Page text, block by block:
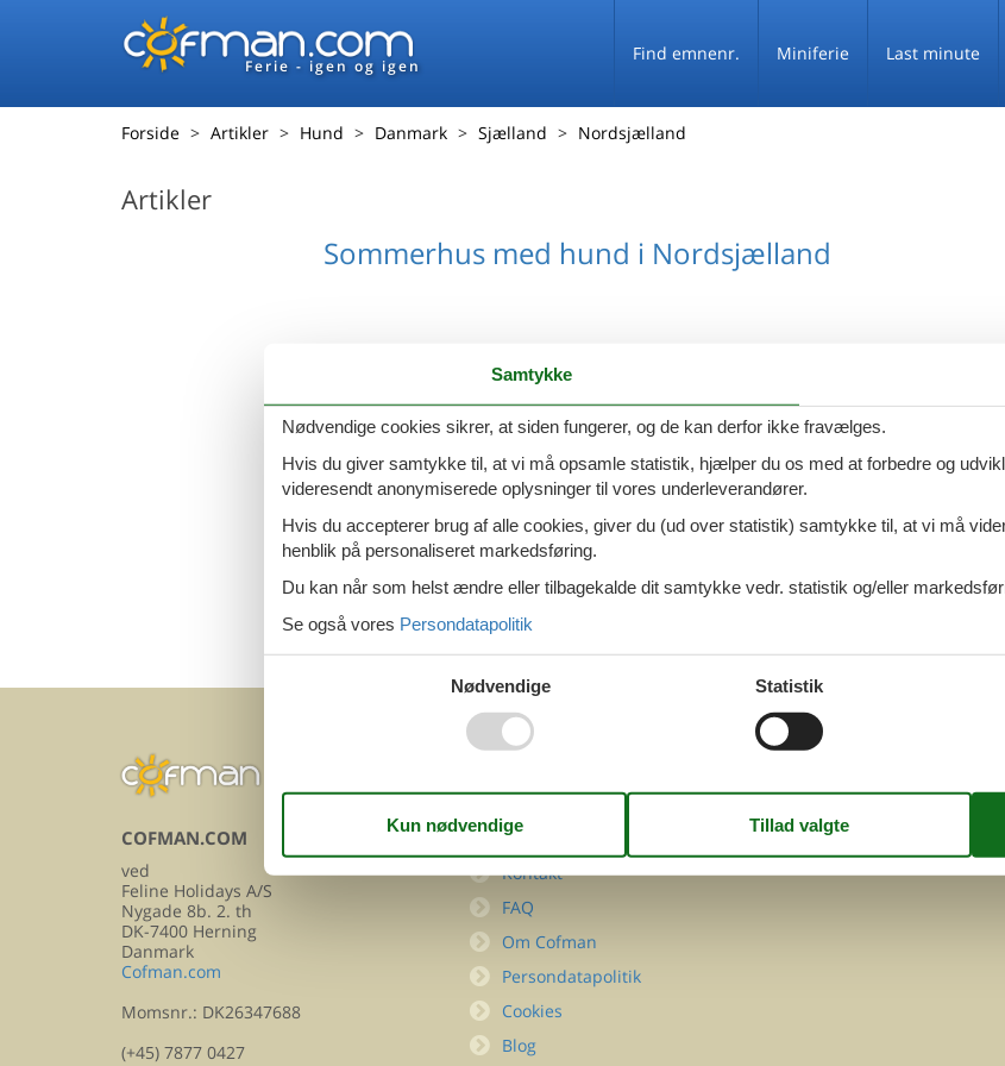
Ferie - igen og igen
Find emnenr. Miniferie Last minute
Forside Artikler Hund Danmark Sjælland Nordsjælland
Artikler
Sommerhus med hund i Nordsjælland
COFMAN.COM
ved
Feline Holidays A/S
Nygade 8b. 2. th
DK-7400 Herning
Danmark
Cofman.com
Momsnr.: DK26347688
(+45) 7877 0427
INFORMATION
Kontakt
FAQ
Om Cofman
Persondatapolitik
Cookies
Blog
Facebook
Samtykke
Nødvendige cookies sikrer, at siden fungerer, og de kan derfor ikke fravælges.
Hvis du giver samtykke til, at vi må opsamle statistik, hjælper du os med at forbedre og
videresendt anonymiserede oplysninger til vores underleverandører.
Hvis du accepterer brug af alle cookies, giver du (ud over statistik) samtykke til, at vi må
henblik på personaliseret markedsføring.
Du kan når som helst ændre eller tilbagekalde dit samtykke vedr. statistik og/eller
Se også vores Persondatapolitik
Nødvendige Statistik